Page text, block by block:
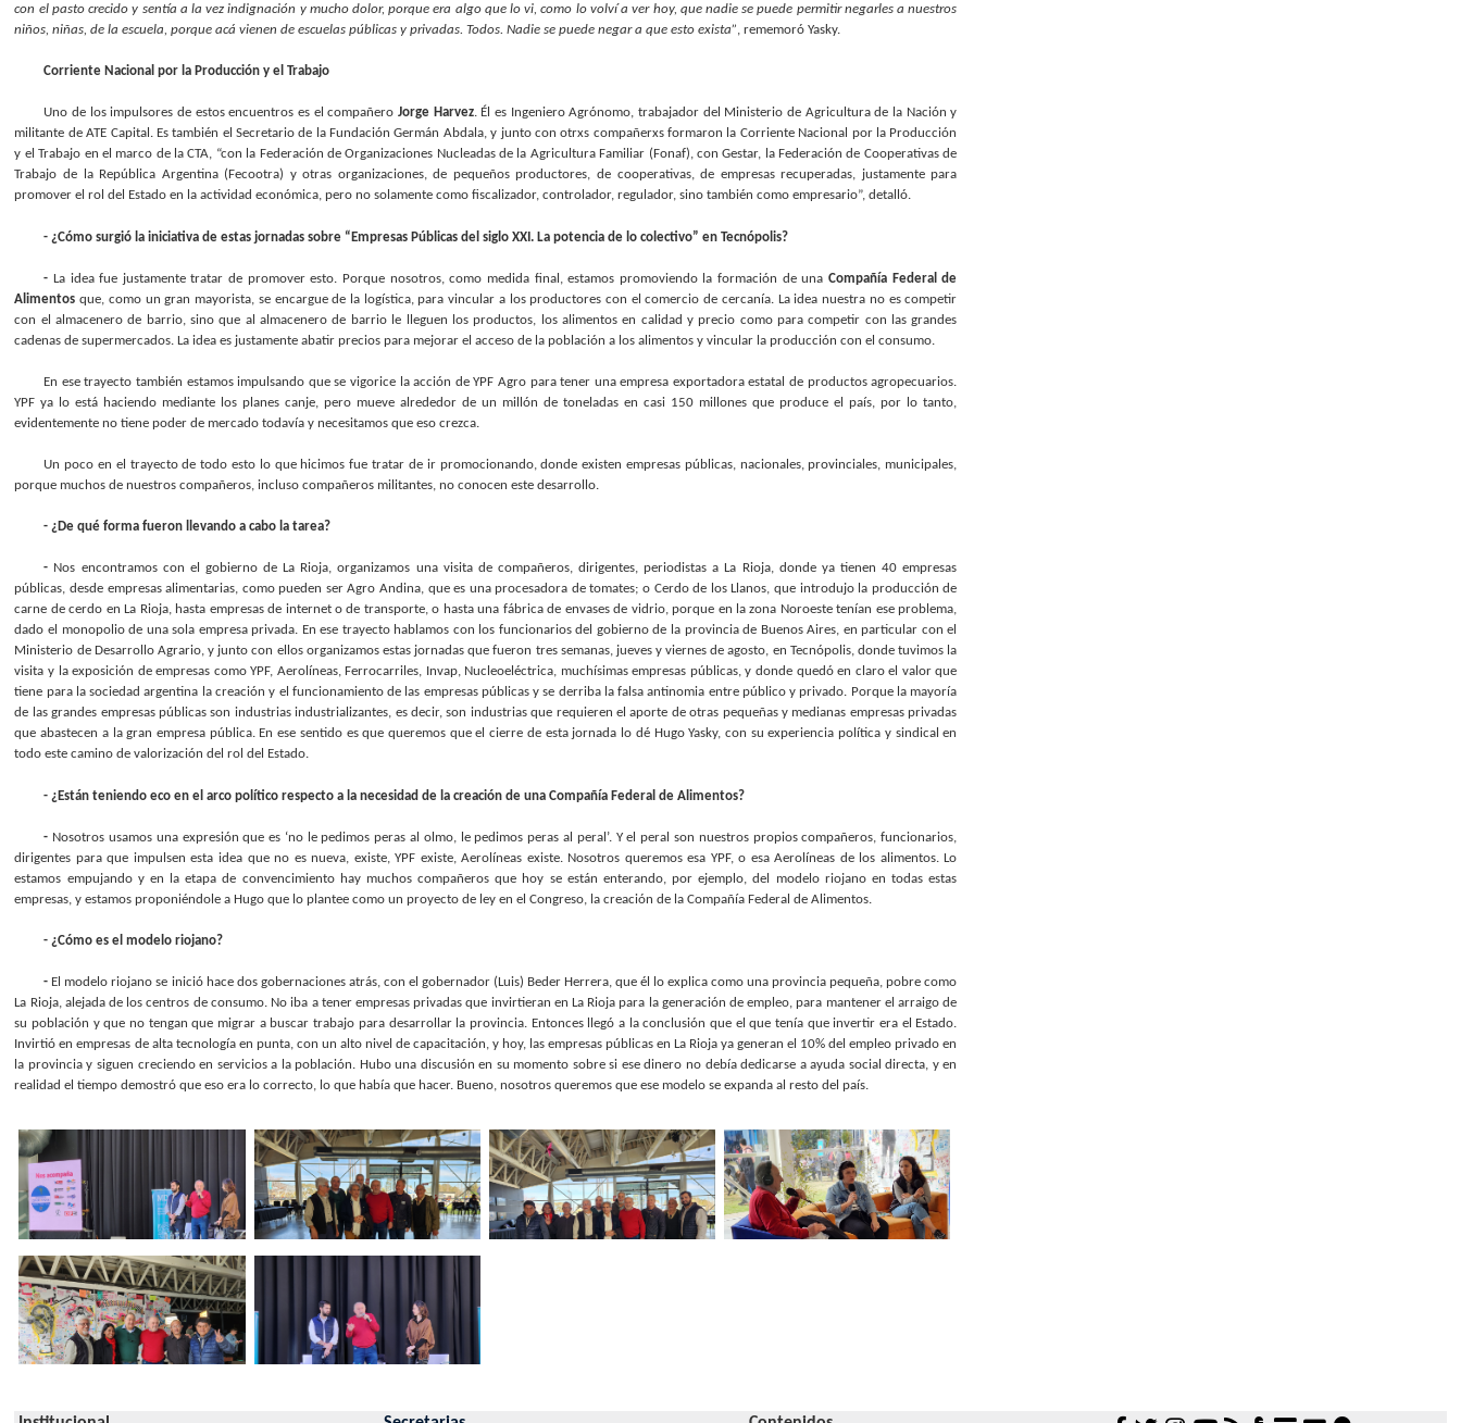
con el pasto crecido y sentía a la vez indignación y mucho dolor, porque era algo que lo vi, como lo volví a ver hoy, que nadie se puede permitir negarles a nuestros
niños, niñas, de la escuela, porque acá vienen de escuelas públicas y privadas. Todos. Nadie se puede negar a que esto exista”, rememoró Yasky.
Corriente Nacional por la Producción y el Trabajo
Uno de los impulsores de estos encuentros es el compañero Jorge Harvez. Él es Ingeniero Agrónomo, trabajador del Ministerio de Agricultura de la Nación y
militante de ATE Capital. Es también el Secretario de la Fundación Germán Abdala, y junto con otrxs compañerxs formaron la Corriente Nacional por la Producción
y el Trabajo en el marco de la CTA, “con la Federación de Organizaciones Nucleadas de la Agricultura Familiar (Fonaf), con Gestar, la Federación de Cooperativas de
Trabajo de la República Argentina (Fecootra) y otras organizaciones, de pequeños productores, de cooperativas, de empresas recuperadas, justamente para
promover el rol del Estado en la actividad económica, pero no solamente como fiscalizador, controlador, regulador, sino también como empresario”, detalló.
- ¿Cómo surgió la iniciativa de estas jornadas sobre “Empresas Públicas del siglo XXI. La potencia de lo colectivo” en Tecnópolis?
- La idea fue justamente tratar de promover esto. Porque nosotros, como medida final, estamos promoviendo la formación de una Compañía Federal de
Alimentos que, como un gran mayorista, se encargue de la logística, para vincular a los productores con el comercio de cercanía. La idea nuestra no es competir
con el almacenero de barrio, sino que al almacenero de barrio le lleguen los productos, los alimentos en calidad y precio como para competir con las grandes
cadenas de supermercados. La idea es justamente abatir precios para mejorar el acceso de la población a los alimentos y vincular la producción con el consumo.
En ese trayecto también estamos impulsando que se vigorice la acción de YPF Agro para tener una empresa exportadora estatal de productos agropecuarios.
YPF ya lo está haciendo mediante los planes canje, pero mueve alrededor de un millón de toneladas en casi 150 millones que produce el país, por lo tanto,
evidentemente no tiene poder de mercado todavía y necesitamos que eso crezca.
Un poco en el trayecto de todo esto lo que hicimos fue tratar de ir promocionando, donde existen empresas públicas, nacionales, provinciales, municipales,
porque muchos de nuestros compañeros, incluso compañeros militantes, no conocen este desarrollo.
- ¿De qué forma fueron llevando a cabo la tarea?
- Nos encontramos con el gobierno de La Rioja, organizamos una visita de compañeros, dirigentes, periodistas a La Rioja, donde ya tienen 40 empresas
públicas, desde empresas alimentarias, como pueden ser Agro Andina, que es una procesadora de tomates; o Cerdo de los Llanos, que introdujo la producción de
carne de cerdo en La Rioja, hasta empresas de internet o de transporte, o hasta una fábrica de envases de vidrio, porque en la zona Noroeste tenían ese problema,
dado el monopolio de una sola empresa privada. En ese trayecto hablamos con los funcionarios del gobierno de la provincia de Buenos Aires, en particular con el
Ministerio de Desarrollo Agrario, y junto con ellos organizamos estas jornadas que fueron tres semanas, jueves y viernes de agosto, en Tecnópolis, donde tuvimos la
visita y la exposición de empresas como YPF, Aerolíneas, Ferrocarriles, Invap, Nucleoeléctrica, muchísimas empresas públicas, y donde quedó en claro el valor que
tiene para la sociedad argentina la creación y el funcionamiento de las empresas públicas y se derriba la falsa antinomia entre público y privado. Porque la mayoría
de las grandes empresas públicas son industrias industrializantes, es decir, son industrias que requieren el aporte de otras pequeñas y medianas empresas privadas
que abastecen a la gran empresa pública. En ese sentido es que queremos que el cierre de esta jornada lo dé Hugo Yasky, con su experiencia política y sindical en
todo este camino de valorización del rol del Estado.
- ¿Están teniendo eco en el arco político respecto a la necesidad de la creación de una Compañía Federal de Alimentos?
- Nosotros usamos una expresión que es ‘no le pedimos peras al olmo, le pedimos peras al peral’. Y el peral son nuestros propios compañeros, funcionarios,
dirigentes para que impulsen esta idea que no es nueva, existe, YPF existe, Aerolíneas existe. Nosotros queremos esa YPF, o esa Aerolíneas de los alimentos. Lo
estamos empujando y en la etapa de convencimiento hay muchos compañeros que hoy se están enterando, por ejemplo, del modelo riojano en todas estas
empresas, y estamos proponiéndole a Hugo que lo plantee como un proyecto de ley en el Congreso, la creación de la Compañía Federal de Alimentos.
- ¿Cómo es el modelo riojano?
- El modelo riojano se inició hace dos gobernaciones atrás, con el gobernador (Luis) Beder Herrera, que él lo explica como una provincia pequeña, pobre como
La Rioja, alejada de los centros de consumo. No iba a tener empresas privadas que invirtieran en La Rioja para la generación de empleo, para mantener el arraigo de
su población y que no tengan que migrar a buscar trabajo para desarrollar la provincia. Entonces llegó a la conclusión que el que tenía que invertir era el Estado.
Invirtió en empresas de alta tecnología en punta, con un alto nivel de capacitación, y hoy, las empresas públicas en La Rioja ya generan el 10% del empleo privado en
la provincia y siguen creciendo en servicios a la población. Hubo una discusión en su momento sobre si ese dinero no debía dedicarse a ayuda social directa, y en
realidad el tiempo demostró que eso era lo correcto, lo que había que hacer. Bueno, nosotros queremos que ese modelo se expanda al resto del país.